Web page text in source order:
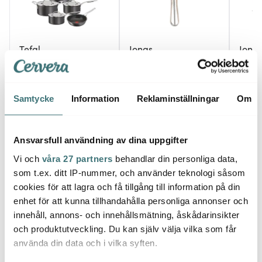
Samtycke Information Reklaminställningar Om
Ansvarsfull användning av dina uppgifter
Vi och våra 27 partners behandlar din personliga data,
som t.ex. ditt IP-nummer, och använder teknologi såsom
cookies för att lagra och få tillgång till information på din
enhet för att kunna tillhandahålla personliga annonser och
innehåll, annons- och innehållsmätning, åskådarinsikter
och produktutveckling. Du kan själv välja vilka som får
använda din data och i vilka syften.
Tefal
Jamie Oliver Grytset 9
delar Tefal Cook's
6499 kr
Jonas
Potatisskalare Jonas 21
49 kr
Jonas
129
Låt dig inspireras av våra kunder